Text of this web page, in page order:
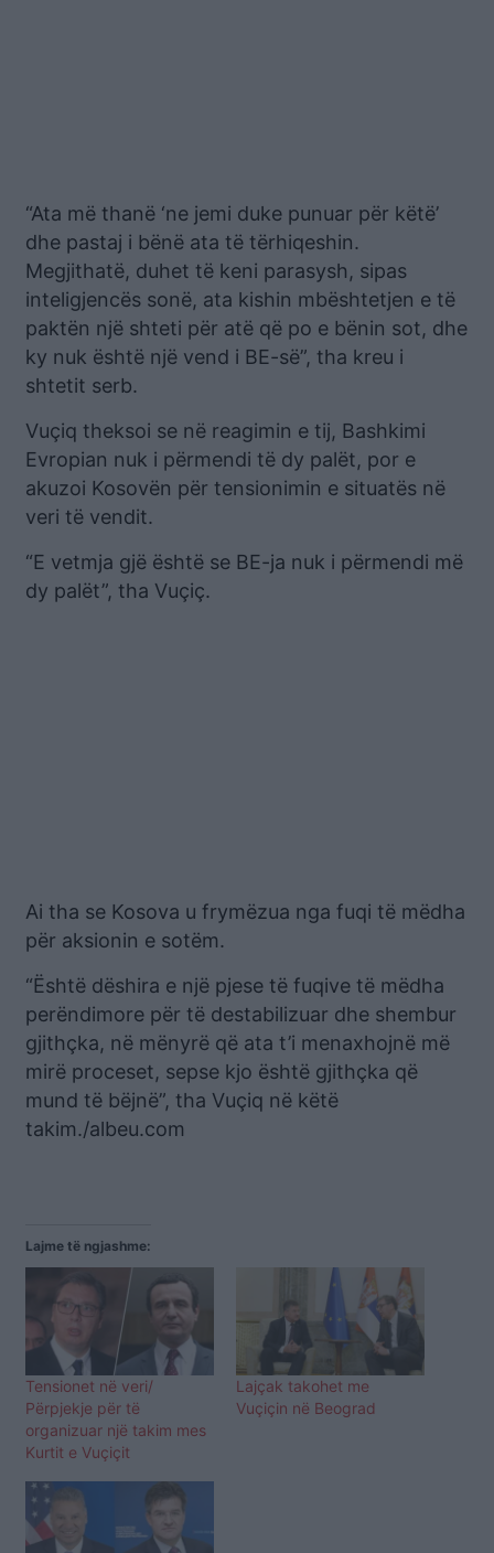
“Ata më thanë ‘ne jemi duke punuar për këtë’
dhe pastaj i bënë ata të tërhiqeshin.
Megjithatë, duhet të keni parasysh, sipas
inteligjencës sonë, ata kishin mbështetjen e të
paktën një shteti për atë që po e bënin sot, dhe
ky nuk është një vend i BE-së”, tha kreu i
shtetit serb.
Vuçiq theksoi se në reagimin e tij, Bashkimi
Evropian nuk i përmendi të dy palët, por e
akuzoi Kosovën për tensionimin e situatës në
veri të vendit.
“E vetmja gjë është se BE-ja nuk i përmendi më
dy palët”, tha Vuçiç.
Ai tha se Kosova u frymëzua nga fuqi të mëdha
për aksionin e sotëm.
“Është dëshira e një pjese të fuqive të mëdha
perëndimore për të destabilizuar dhe shembur
gjithçka, në mënyrë që ata t’i menaxhojnë më
mirë proceset, sepse kjo është gjithçka që
mund të bëjnë”, tha Vuçiq në këtë
takim./albeu.com
Lajme të ngjashme:
Tensionet në veri/
Përpjekje për të
organizuar një takim mes
Kurtit e Vuçiçit
Lajçak takohet me
Vuçiçin në Beograd